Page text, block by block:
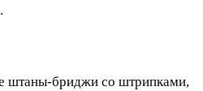
штаны-бриджи со штрипками,